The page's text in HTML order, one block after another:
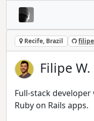
Recife, Brazil
Filipe
Full-stack
Ruby on Rails apps.